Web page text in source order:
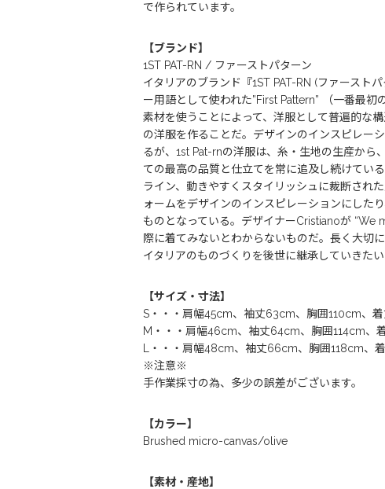
で作られています。
【ブランド】
1ST PAT-RN / ファーストパターン
イタリアのブランド『1ST PAT-RN (ファースト
ー用語として使われた”First Pattern” （一番最
素材を使うことによって、洋服として普遍的な
の洋服を作ることだ。デザインのインスピレー
るが、1st Pat-rnの洋服は、糸・生地の生産から
ての最高の品質と仕立てを常に追及し続けてい
ライン、動きやすくスタイリッシュに裁断され
ォームをデザインのインスピレーションにした
ものとなっている。デザイナーCristianoが
際に着てみないとわからないものだ。長く大切
イタリアのものづくりを後世に継承していきた
【サイズ・寸法】
S・・・肩幅45cm、袖丈63cm、胸囲110cm、
M・・・肩幅46cm、袖丈64cm、胸囲114cm、
L・・・肩幅48cm、袖丈66cm、胸囲118cm、
※注意※
手作業採寸の為、多少の誤差がございます。
【カラー】
Brushed micro-canvas/olive
【素材・産地】